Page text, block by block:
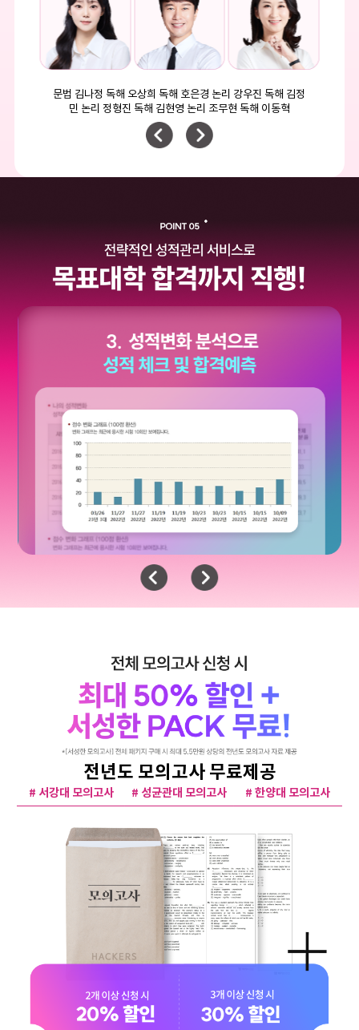
문법 김나정 독해 오상희 독해 호은경 논리 강우진 독해 김정
민 논리 정형진 독해 김현영 논리 조무현 독해 이동혁
전년도 모의고사 무료제공
# 서강대 모의고사 # 성균관대 모의고사 # 한양대 모의고사